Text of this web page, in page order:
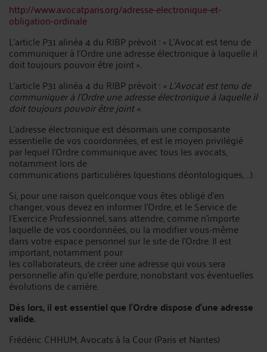
http://www.avocatparis.org/adresse-electronique-et-
obligation-ordinale
L’article P31 alinéa 4 du RIBP prévoit : « L’Avocat est tenu de
communiquer à l’Ordre une adresse électronique à laquelle il
doit toujours pouvoir être joint ».
L’article P31 alinéa 4 du RIBP prévoit :« L’Avocat est tenu de
communiquer à l’Ordre une adresse électronique à laquelle il
doit toujours pouvoir être joint ».
L’adresse électronique est désormais une composante
essentielle de vos coordonnées, et est le moyen privilégié
par lequel l’Ordre communique avec tous les avocats,
notamment lors de
communications particulières (questions déontologiques, …).
Si, pour une raison quelconque vous êtes obligé d’en
changer, vous devez en informer l’Ordre, et le Service de
l’Exercice Professionnel, sans attendre, comme n’importe
laquelle de vos coordonnées, ou la modifier vous-même
dans votre espace personnel sur le site de l’Ordre. Il est
important, notamment pour
les collaborateurs, de créer une adresse qui vous sera
personnelle afin qu’elle perdure, nonobstant vos éventuelles
évolutions de carrière.
Dès lors, il est essentiel que l’Ordre dispose d’une adresse
valide.
Frédéric CHHUM, Avocats à la Cour (Paris et Nantes)